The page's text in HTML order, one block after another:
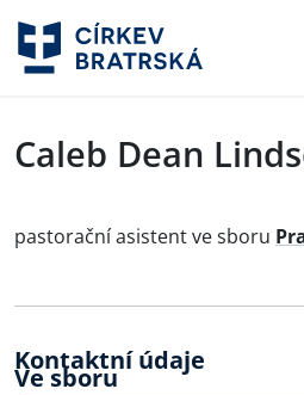
Caleb Dean
pastorační asistent ve sboru
Kontaktní údaje
Ve sboru